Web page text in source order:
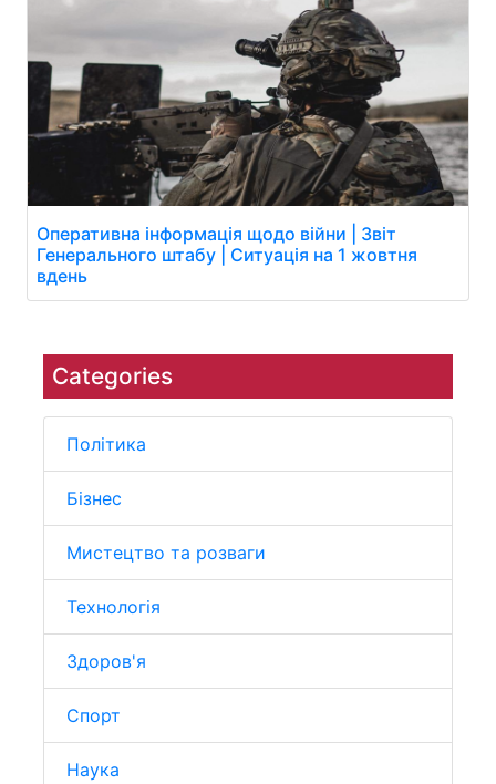
Categories
Політика
Бізнес
Мистецтво та розваги
Технологія
Здоров'я
Спорт
Наука
Оперативна інформація щодо війни | Звіт
Генерального штабу | Ситуація на 1 жовтня
вдень